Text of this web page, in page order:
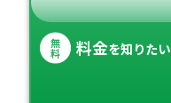
無
料 料金を知りたい